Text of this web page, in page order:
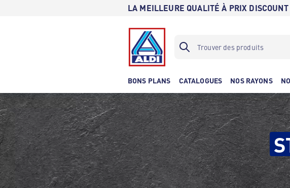
LA MEILLEURE QUALITÉ À PRIX DISCOUNT
BONS PLANS CATALOGUES NOS RAYONS